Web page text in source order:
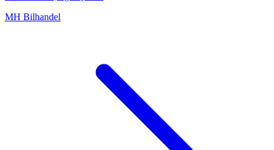
MH Bilhandel